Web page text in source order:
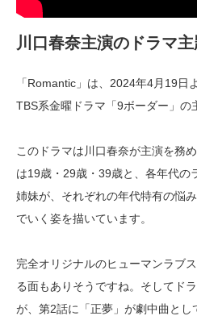
川口春奈主演のドラマ
「Romantic」は、2024年4月19日
TBS系金曜ドラマ「9ボーダー」の
このドラマは川口春奈が主演を務
は19歳・29歳・39歳と、各年代の
姉妹が、それぞれの年代特有の悩
でいく姿を描いています。
完全オリジナルのヒューマンラブ
る面もありそうですね。そしてド
が、第2話に「正夢」が劇中曲とし